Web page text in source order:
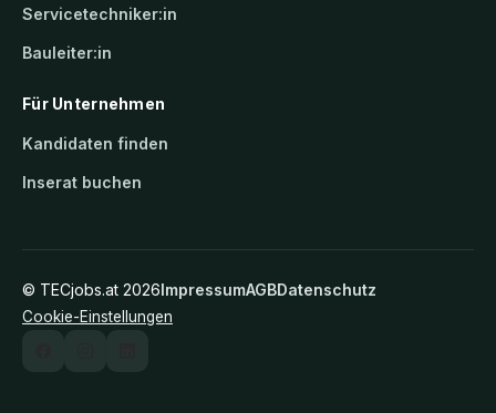
Servicetechniker:in
Bauleiter:in
Für Unternehmen
Kandidaten finden
Inserat buchen
© TECjobs.at 2026ImpressumAGBDatenschutz
Cookie-Einstellungen